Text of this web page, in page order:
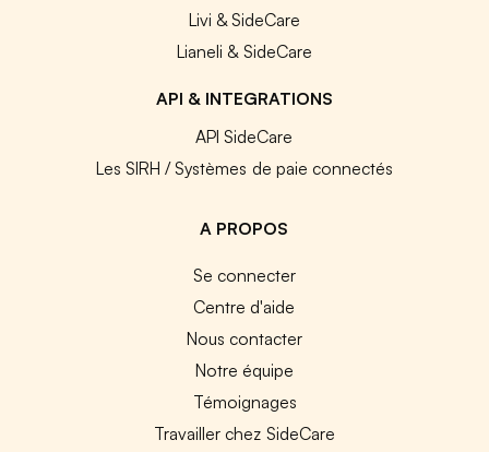
Livi & SideCare
Lianeli & SideCare
API & INTEGRATIONS
API SideCare
Les SIRH / Systèmes de paie connectés
A PROPOS
Se connecter
Centre d'aide
Nous contacter
Notre équipe
Témoignages
Travailler chez SideCare